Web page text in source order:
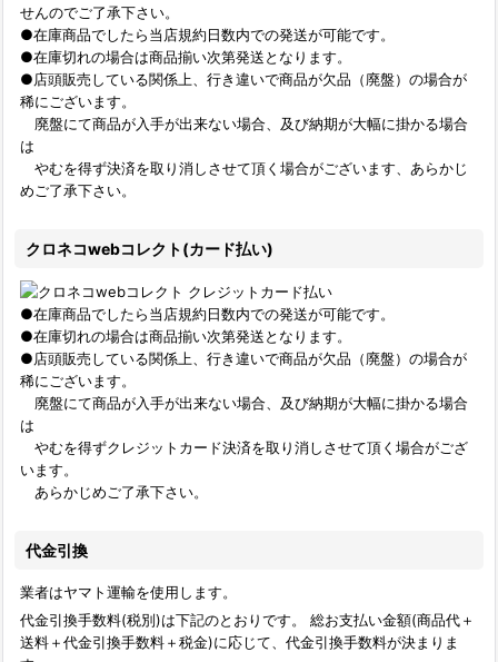
せんのでご了承下さい。
●在庫商品でしたら当店規約日数内での発送が可能です。
●在庫切れの場合は商品揃い次第発送となります。
●店頭販売している関係上、行き違いで商品が欠品（廃盤）の場合が
稀にございます。
廃盤にて商品が入手が出来ない場合、及び納期が大幅に掛かる場合
は
やむを得ず決済を取り消しさせて頂く場合がございます、あらかじ
めご了承下さい。
クロネコwebコレクト(カード払い)
●在庫商品でしたら当店規約日数内での発送が可能です。
●在庫切れの場合は商品揃い次第発送となります。
●店頭販売している関係上、行き違いで商品が欠品（廃盤）の場合が
稀にございます。
廃盤にて商品が入手が出来ない場合、及び納期が大幅に掛かる場合
は
やむを得ずクレジットカード決済を取り消しさせて頂く場合がござ
います。
あらかじめご了承下さい。
代金引換
業者はヤマト運輸を使用します。
代金引換手数料(税別)は下記のとおりです。 総お支払い金額(商品代＋
送料＋代金引換手数料＋税金)に応じて、代金引換手数料が決まりま